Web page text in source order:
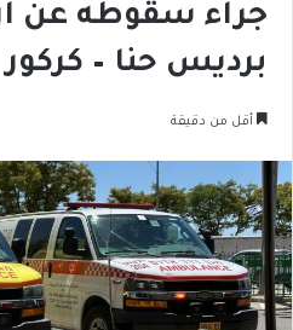
برديس حنا – كركور
أقل من دقيقة